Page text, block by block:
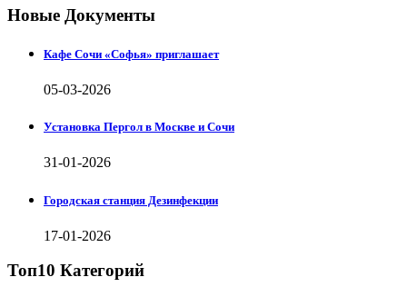
Новые Документы
Кафе Сочи «Софья» приглашает
05-03-2026
Установка Пергол в Москве и Сочи
31-01-2026
Городская станция Дезинфекции
17-01-2026
Топ10 Категорий